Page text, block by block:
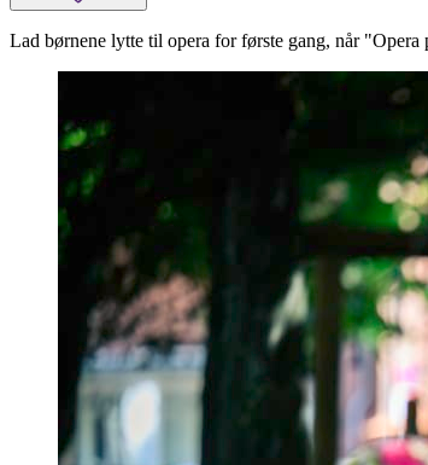
Lad børnene lytte til opera for første gang, når